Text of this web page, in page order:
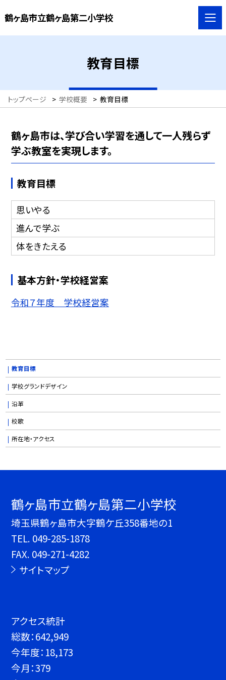
鶴ヶ島市立鶴ヶ島第二小学校
教育目標
トップページ > 学校概要 > 教育目標
鶴ヶ島市は、学び合い学習を通して一人残らず
学ぶ教室を実現します。
教育目標
思いやる
進んで学ぶ
体をきたえる
基本方針・学校経営案
令和７年度 学校経営案
教育目標
学校グランドデザイン
沿革
校歌
所在地・アクセス
鶴ヶ島市立鶴ヶ島第二小学校
埼玉県鶴ヶ島市大字鶴ケ丘358番地の1
TEL. 049-285-1878
FAX. 049-271-4282
サイトマップ
アクセス統計
総数：642,949
今年度： 18,173
今月：379